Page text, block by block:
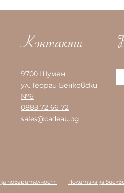
Контакти
9700 Шумен
ул. Георги Бенковски
№6
0888 72 66 72
sales@cadeau.bg
поверителност | Политика за